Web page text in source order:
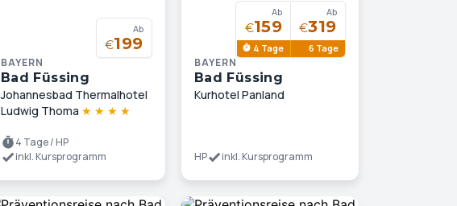
Ab
€199
BAYERN
Bad Füssing
Johannesbad Thermalhotel
Ludwig Thoma ★ ★ ★ ★
4 Tage / HP
inkl. Kursprogramm
Ab
€159
4 Tage
Ab
€319
6 Tage
BAYERN
Bad Füssing
Kurhotel Panland
HP inkl. Kursprogramm